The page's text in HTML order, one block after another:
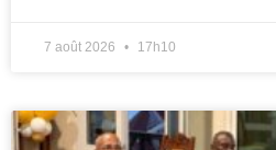
7 août 2026 17h10